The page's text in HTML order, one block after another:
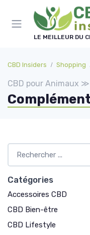
LE MEILLEUR DU
CBD Insiders Shopping
CBD pour Animaux
Catégories
Accessoires CBD
CBD Bien-être
CBD Lifestyle
Panneau de gestion